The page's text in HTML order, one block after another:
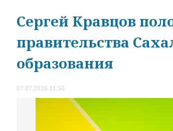
Сергей Кравцов
правительства
образования
07.07.2026 11:50